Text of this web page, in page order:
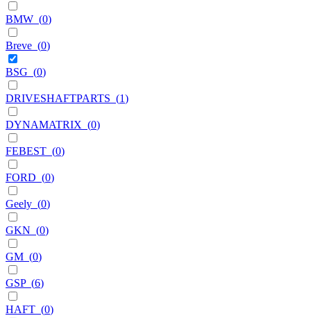
BMW (0)
Breve (0)
BSG (0)
DRIVESHAFTPARTS (1)
DYNAMATRIX (0)
FEBEST (0)
FORD (0)
Geely (0)
GKN (0)
GM (0)
GSP (6)
HAFT (0)